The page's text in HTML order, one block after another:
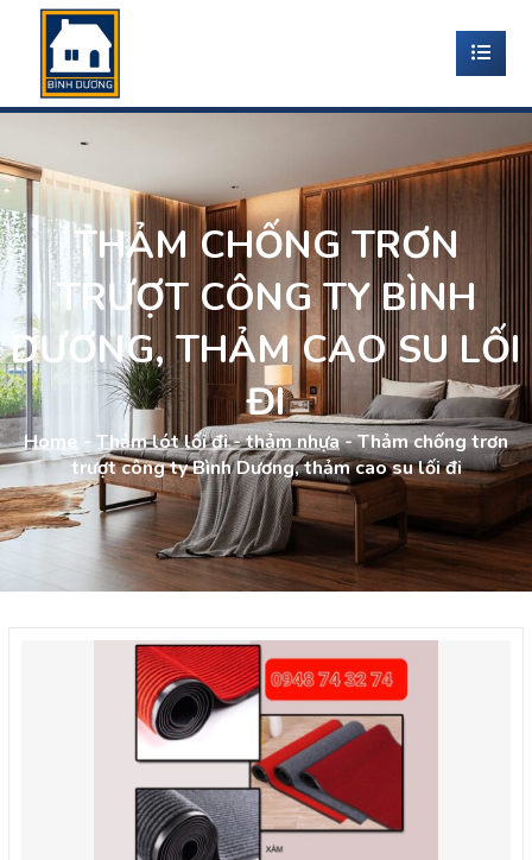
THẢM CHỐNG TRƠN
TRƯỢT CÔNG TY BÌNH
DƯƠNG, THẢM CAO SU LỐI
ĐI
Home - Thảm lót lối đi - thảm nhựa-Thảm chống trơn
trượt công ty Bình Dương, thảm cao su lối đi